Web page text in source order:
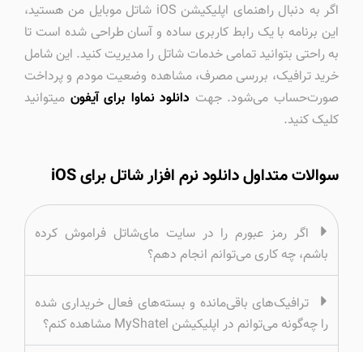
اگر به دنبال راهنمای اپلیکیشن iOS شاتل موبایل من هستید،
این برنامه با یک رابط کاربری ساده و آسان طراحی شده است تا
به راحتی بتوانید تمامی خدمات شاتل را مدیریت کنید. این شامل
خرید ترافیک، بررسی مصرف، مشاهده وضعیت مودم و پرداخت
صورت‌حساب می‌شود. جهت دانلود نماوا برای آیفون میتوانید
کلیک کنید.
سوالات متداول دانلود نرم افزار شاتل برای iOS
اگر رمز عبورم را در سایت مای‌‌شاتل فراموش کرده
باشم، چه کاری می‌توانم انجام دهم؟
ترافیک‌های باقی‌مانده و بسته‌های فعال خریداری شده
را چه‌گونه می‌توانم در اپلیکیشن MyShatel مشاهده کنم؟